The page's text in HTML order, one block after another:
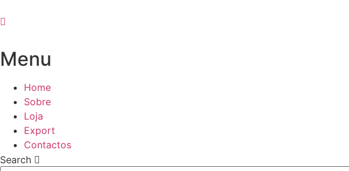
para
conteúdo
Menu
Home
Sobre
Loja
Export
Contactos
Search